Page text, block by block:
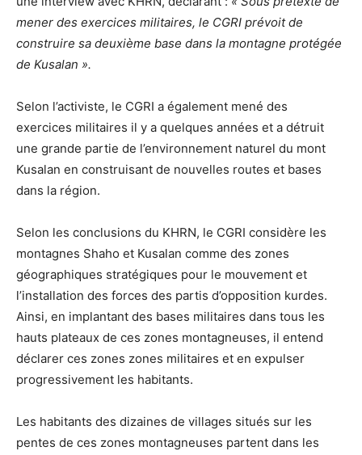
mener des exercices militaires, le CGRI prévoit de
construire sa deuxième base dans la montagne protégée
de Kusalan ».
Selon l’activiste, le CGRI a également mené des
exercices militaires il y a quelques années et a détruit
une grande partie de l’environnement naturel du mont
Kusalan en construisant de nouvelles routes et bases
dans la région.
Selon les conclusions du KHRN, le CGRI considère les
montagnes Shaho et Kusalan comme des zones
géographiques stratégiques pour le mouvement et
l’installation des forces des partis d’opposition kurdes.
Ainsi, en implantant des bases militaires dans tous les
hauts plateaux de ces zones montagneuses, il entend
déclarer ces zones zones militaires et en expulser
progressivement les habitants.
Les habitants des dizaines de villages situés sur les
pentes de ces zones montagneuses partent dans les